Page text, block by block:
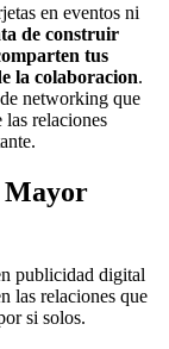
en eventos ni
de construir
tus
la colaboracion.
networking que
relaciones
Mayor
publicidad digital
las relaciones que
si solos.